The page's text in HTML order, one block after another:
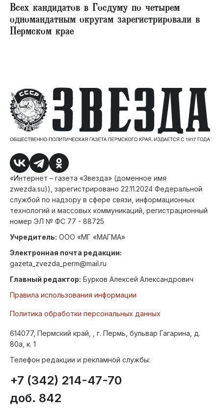
Всех кандидатов в Госдуму по четырем
одномандатным округам зарегистрировали в
Пермском крае
«Интернет – газета «Звезда» (доменное имя
zwezda.su)), зарегистрировано 22.11.2024 Федеральной
службой по надзору в сфере связи, информационных
технологий и массовых коммуникаций, регистрационный
номер ЭЛ № ФС 77 - 88725
Учредитель: ООО «МГ «МАГМА»
Электронная почта редакции:
gazeta_zvezda_perm@mail.ru
Главный редактор: Бурков Алексей Александрович
Правила использования информации
Политика обработки персональных данных
614077, Пермский край, , г. Пермь, бульвар Гагарина, д.
80а, к. 1
Телефон редакции и рекламной службы:
+7 (342) 214-47-70
доб. 842